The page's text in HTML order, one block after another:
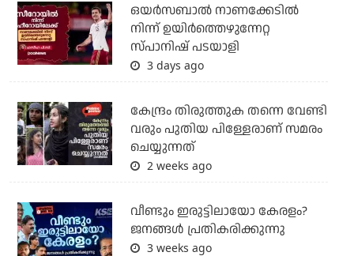
ഒയര്‍സബാൽ നാണക്കേടിൽ
നിന്ന് ഉയിർത്തെഴുന്നേറ്റ
സ്പാനിഷ് പടയാളി
3 days ago
കേന്ദ്രം തിരുത്തുക തന്നെ വേണ്ടി
വരും പുതിയ പിള്ളേരാണ് സമരം
ചെയ്യുന്നത്
2 weeks ago
വീണ്ടും ഇരുട്ടിലായോ കേരളം?
ജനങ്ങൾ പ്രതികരിക്കുന്നു
3 weeks ago